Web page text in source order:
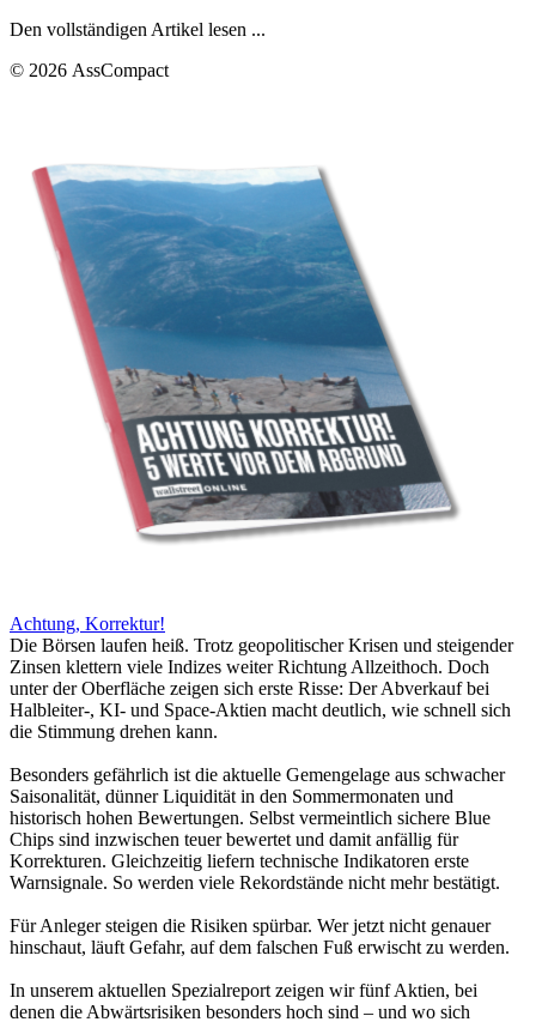
Den vollständigen Artikel lesen ...
© 2026 AssCompact
Achtung, Korrektur!
Die Börsen laufen heiß. Trotz geopolitischer Krisen und steigender
Zinsen klettern viele Indizes weiter Richtung Allzeithoch. Doch
unter der Oberfläche zeigen sich erste Risse: Der Abverkauf bei
Halbleiter-, KI- und Space-Aktien macht deutlich, wie schnell sich
die Stimmung drehen kann.
Besonders gefährlich ist die aktuelle Gemengelage aus schwacher
Saisonalität, dünner Liquidität in den Sommermonaten und
historisch hohen Bewertungen. Selbst vermeintlich sichere Blue
Chips sind inzwischen teuer bewertet und damit anfällig für
Korrekturen. Gleichzeitig liefern technische Indikatoren erste
Warnsignale. So werden viele Rekordstände nicht mehr bestätigt.
Für Anleger steigen die Risiken spürbar. Wer jetzt nicht genauer
hinschaut, läuft Gefahr, auf dem falschen Fuß erwischt zu werden.
In unserem aktuellen Spezialreport zeigen wir fünf Aktien, bei
denen die Abwärtsrisiken besonders hoch sind – und wo sich